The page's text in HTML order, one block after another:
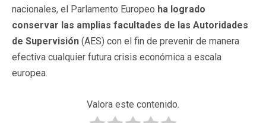
nacionales, el Parlamento Europeo ha logrado
conservar las amplias facultades de las Autoridades
de Supervisión (AES) con el fin de prevenir de manera
efectiva cualquier futura crisis económica a escala
europea.
Valora este contenido.